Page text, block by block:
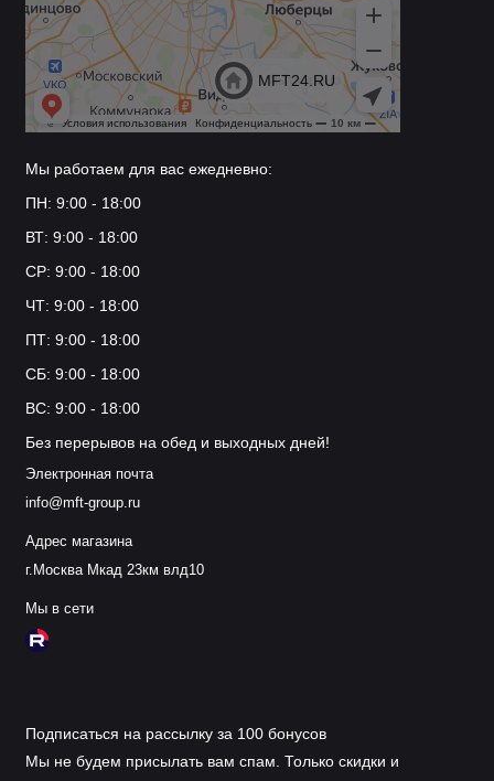
Мы работаем для вас ежедневно:
ПН: 9:00 - 18:00
ВТ: 9:00 - 18:00
СР: 9:00 - 18:00
ЧТ: 9:00 - 18:00
ПТ: 9:00 - 18:00
СБ: 9:00 - 18:00
ВС: 9:00 - 18:00
Без перерывов на обед и выходных дней!
Электронная почта
info@mft-group.ru
Адрес магазина
г.Москва Мкад 23км влд10
Мы в сети
Подписаться на рассылку за 100 бонусов
Мы не будем присылать вам спам. Только скидки и